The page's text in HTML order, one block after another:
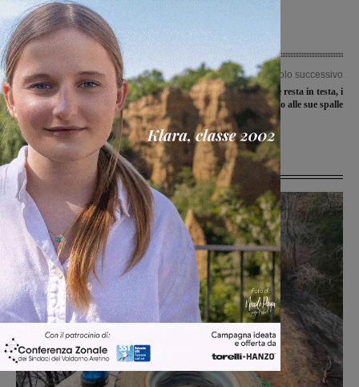
Articolo precedente
Maltempo, allerta rientrata. Riaperti
sottopassi e strade. Domani lavori alla
comunale per Poggio alla Croce
Articolo successivo
La Lorese resta in testa, i
cambiamenti sono alle sue spalle
Ultime Notizie